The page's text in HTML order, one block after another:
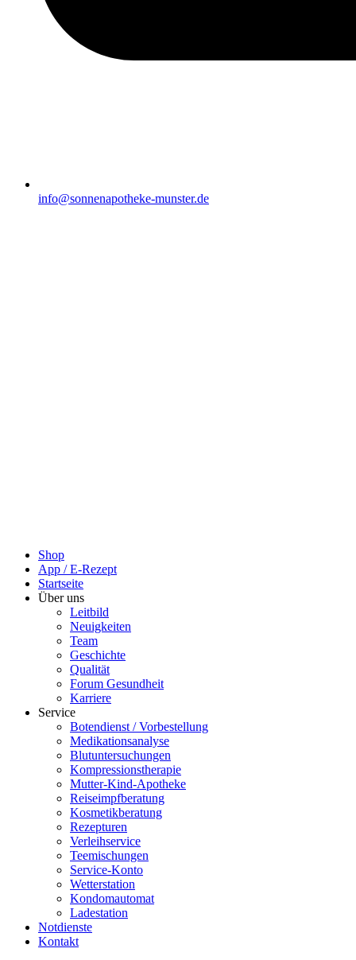
info@sonnenapotheke-munster.de
Shop
App / E-Rezept
Startseite
Über uns
Leitbild
Neuigkeiten
Team
Geschichte
Qualität
Forum Gesundheit
Karriere
Service
Botendienst / Vorbestellung
Medikationsanalyse
Blutuntersuchungen
Kompressionstherapie
Mutter-Kind-Apotheke
Reiseimpfberatung
Kosmetikberatung
Rezepturen
Verleihservice
Teemischungen
Service-Konto
Wetterstation
Kondomautomat
Ladestation
Notdienste
Kontakt